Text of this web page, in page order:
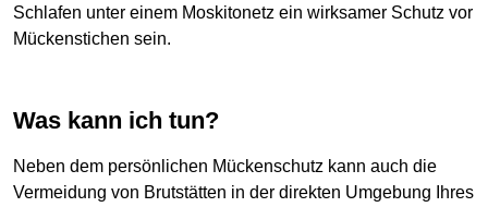
Schlafen unter einem Moskitonetz ein wirksamer Schutz vor
Mückenstichen sein.
Was kann ich tun?
Neben dem persönlichen Mückenschutz kann auch die
Vermeidung von Brutstätten in der direkten Umgebung Ihres